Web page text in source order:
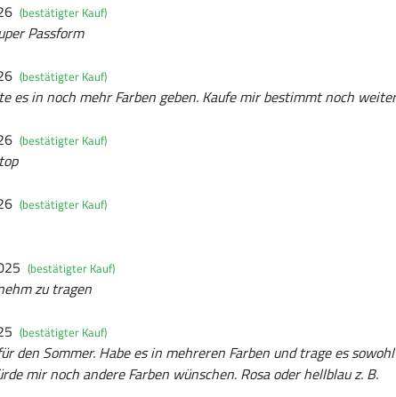
(bestätigter Kauf)
Passform
(bestätigter Kauf)
es in noch mehr Farben geben. Kaufe mir bestimmt noch
(bestätigter Kauf)
(bestätigter Kauf)
(bestätigter Kauf)
zu tragen
(bestätigter Kauf)
den Sommer. Habe es in mehreren Farben und trage es
mir noch andere Farben wünschen. Rosa oder hellblau z. B.